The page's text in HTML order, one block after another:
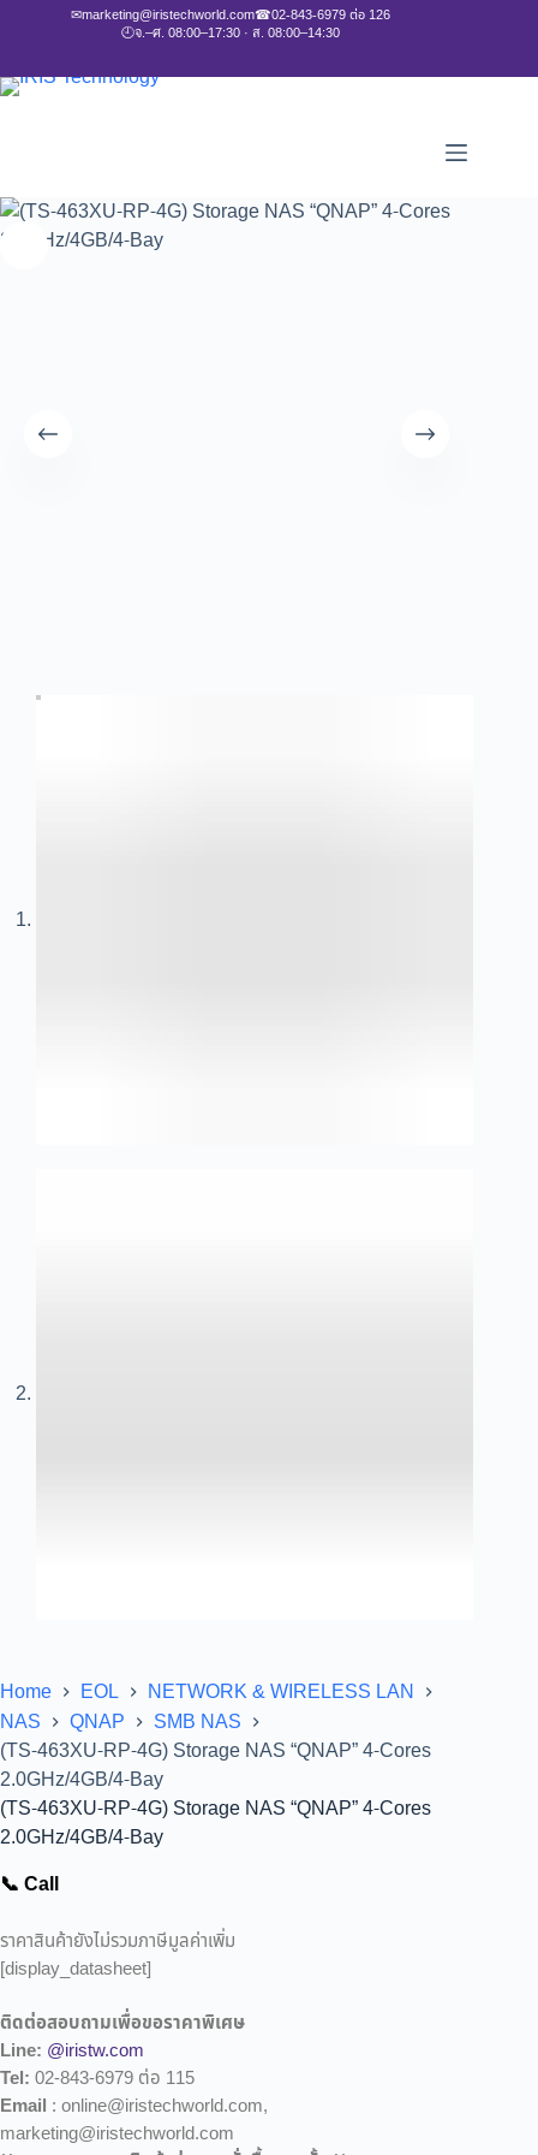
✉marketing@iristechworld.com☎02-843-6979 ต่อ 126
🕘จ.–ศ. 08:00–17:30 · ส. 08:00–14:30
Home EOL
NETWORK & WIRELESS LAN
NAS
QNAP
SMB NAS
(TS-463XU-RP-4G) Storage NAS “QNAP” 4-Cores
2.0GHz/4GB/4-Bay
(TS-463XU-RP-4G) Storage NAS “QNAP” 4-Cores
2.0GHz/4GB/4-Bay
📞 Call
ราคาสินค้ายังไม่รวมภาษีมูลค่าเพิ่ม
[display_datasheet]
ติดต่อสอบถามเพื่อขอราคาพิเศษ
Line: @iristw.com
Tel: 02-843-6979 ต่อ 115
Email : online@iristechworld.com,
marketing@iristechworld.com